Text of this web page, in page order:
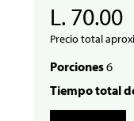
L. 70.00
Precio total
Porciones6
Tiempo total